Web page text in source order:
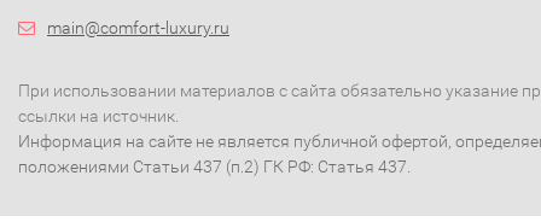
main@comfort-luxury.ru
При использовании материалов с сайта обязательно указание
ссылки на источник.
Информация на сайте не является публичной офертой,
положениями Статьи 437 (п.2) ГК РФ: Статья 437.